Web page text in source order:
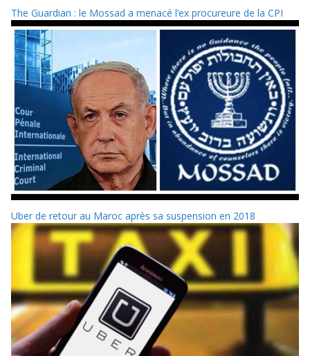
The Guardian : le Mossad a menacé l’ex procureure de la CPI
Uber de retour au Maroc après sa suspension en 2018